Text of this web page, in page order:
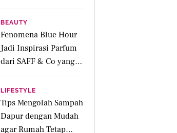
Deretan Hitsnya
BEAUTY
Fenomena Blue Hour
Jadi Inspirasi Parfum
dari SAFF & Co yang
Beraroma Hangat dan
Memikat
LIFESTYLE
Tips Mengolah Sampah
Dapur dengan Mudah
agar Rumah Tetap